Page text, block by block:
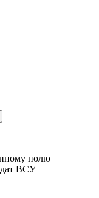
полю
ВСУ